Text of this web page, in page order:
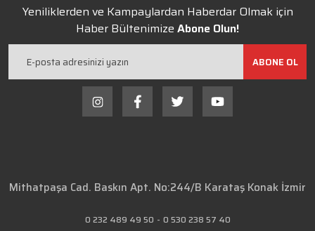
Yeniliklerden ve Kampaylardan Haberdar Olmak için
Haber Bültenimize Abone Olun!
ABONE OL
Mithatpaşa Cad. Baskın Apt. No:244/B Karataş Konak İzmir
0 232 489 49 50 - 0 530 238 57 40